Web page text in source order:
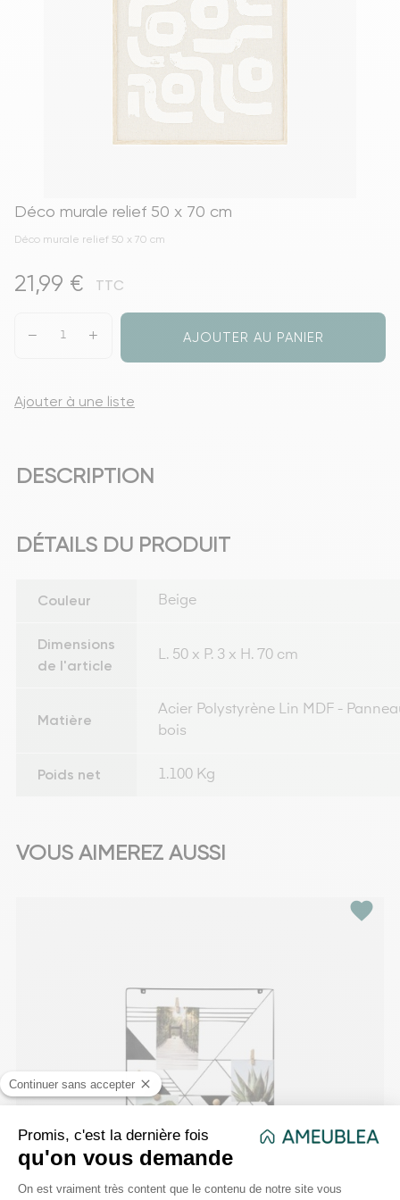
Déco murale relief 50 x 70 cm
Déco murale relief 50 x 70 cm
21,99 € TTC
AJOUTER AU PANIER
Ajouter à une liste
DESCRIPTION
DÉTAILS DU PRODUIT
Couleur Beige
Dimensions
de l'article
L. 50 x P. 3 x H. 70 cm
Matière
Acier Polystyrène Lin MDF -
bois
Poids net 1.100 Kg
VOUS AIMEREZ AUSSI
favorite